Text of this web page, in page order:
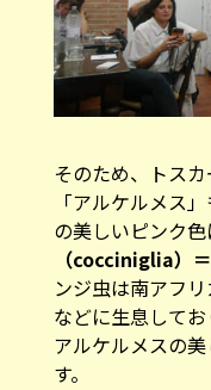
そのため、トス
「アルケルメス
の美しいピンク
（cocciniglia）
ンジ虫は南アフ
などに生息して
アルケルメスの
す。